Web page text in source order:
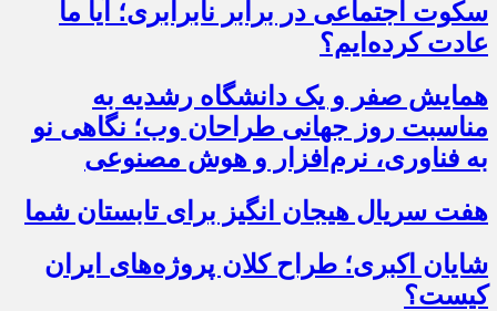
سکوت اجتماعی در برابر نابرابری؛ آیا ما
عادت کرده‌ایم؟
همایش صفر و یک دانشگاه رشدیه به
مناسبت روز جهانی طراحان وب؛ نگاهی نو
به فناوری، نرم‌افزار و هوش مصنوعی
هفت سریال هیجان انگیز برای تابستان شما
شایان اکبری؛ طراح کلان پروژه‌های ایران
کیست؟